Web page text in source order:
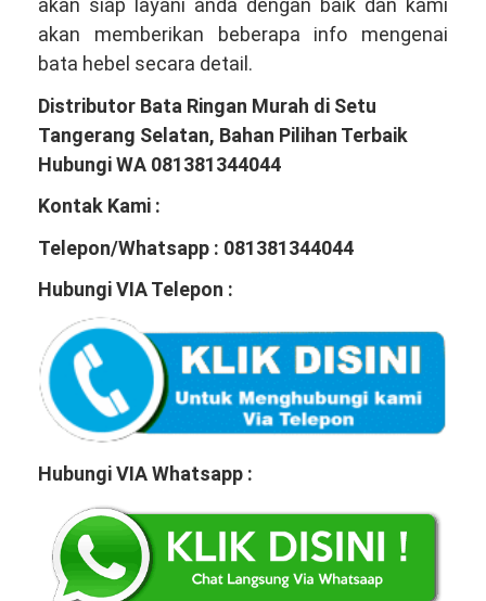
akan siap layani anda dengan baik dan kami
akan memberikan beberapa info mengenai
bata hebel secara detail.
Distributor Bata Ringan Murah di Setu
Tangerang Selatan, Bahan Pilihan Terbaik
Hubungi WA 081381344044
Kontak Kami :
Telepon/Whatsapp : 081381344044
Hubungi VIA Telepon :
Hubungi VIA Whatsapp :